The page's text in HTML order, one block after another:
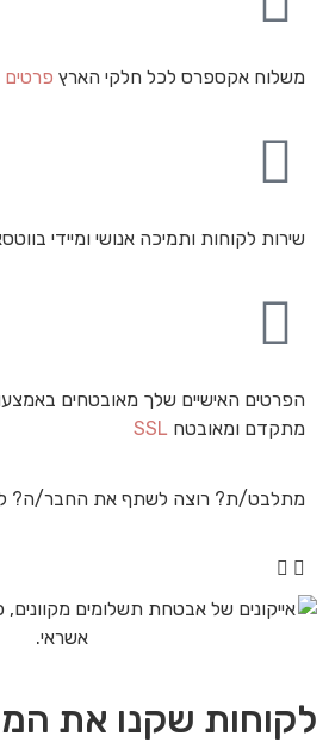
משלוח אקספרס לכל חלקי הארץ פרטים
שירות לקוחות ותמיכה אנושי ומיידי
הפרטים האישיים שלך מאובטחים
מתקדם ומאובטח SSL
מתלבט/ת? רוצה לשתף את החבר/ה?
לקוחות שקנו את